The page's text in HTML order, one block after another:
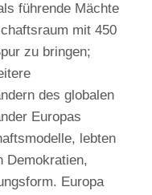
führende Mächte
mit 450
zu bringen;
des globalen
Europas
lebten
Demokratien,
Europa